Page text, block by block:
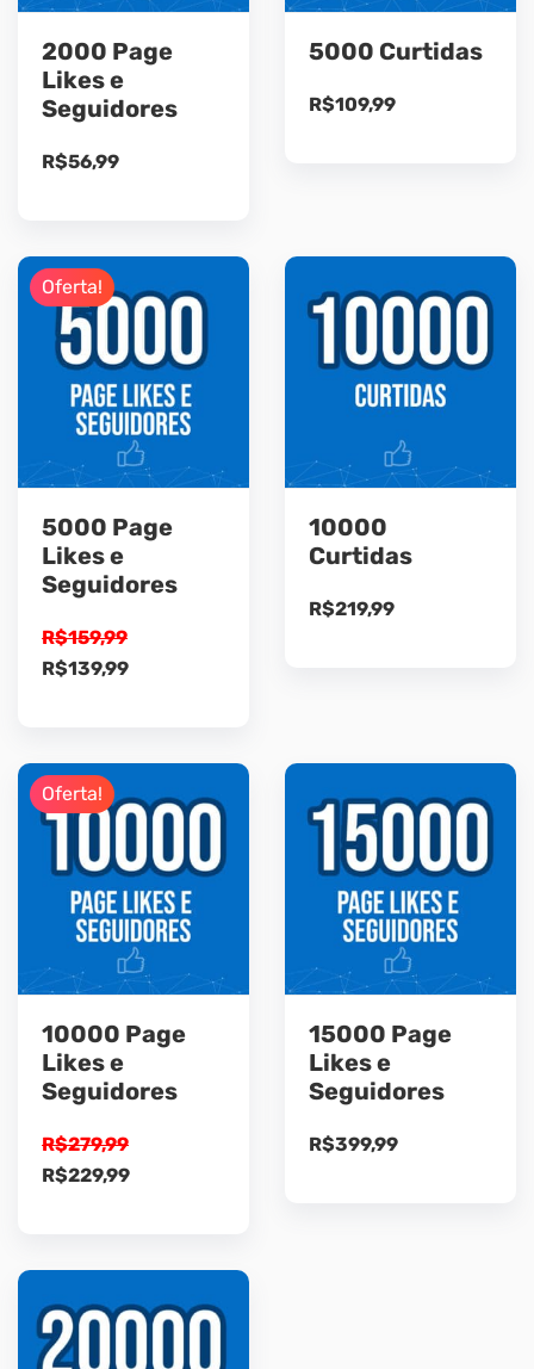
2000 Page
Likes e
Seguidores
R$56,99
5000 Curtidas
R$109,99
Oferta!
5000 Page
Likes e
Seguidores
R$159,99
O
era:
R$159,99.
R$139,99O
é:
R$139,99.
10000
Curtidas
R$219,99
Oferta!
10000 Page
Likes e
Seguidores
R$279,99
O
era:
R$279,99.
R$229,99O
é:
R$229,99.
15000 Page
Likes e
Seguidores
R$399,99